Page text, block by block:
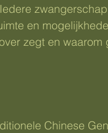
en
zegt en waarom
Chinese